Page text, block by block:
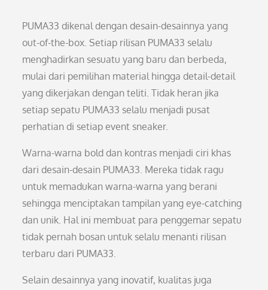
PUMA33 dikenal dengan desain-desainnya yang
out-of-the-box. Setiap rilisan PUMA33 selalu
menghadirkan sesuatu yang baru dan berbeda,
mulai dari pemilihan material hingga detail-detail
yang dikerjakan dengan teliti. Tidak heran jika
setiap sepatu PUMA33 selalu menjadi pusat
perhatian di setiap event sneaker.
Warna-warna bold dan kontras menjadi ciri khas
dari desain-desain PUMA33. Mereka tidak ragu
untuk memadukan warna-warna yang berani
sehingga menciptakan tampilan yang eye-catching
dan unik. Hal ini membuat para penggemar sepatu
tidak pernah bosan untuk selalu menanti rilisan
terbaru dari PUMA33.
Selain desainnya yang inovatif, kualitas juga